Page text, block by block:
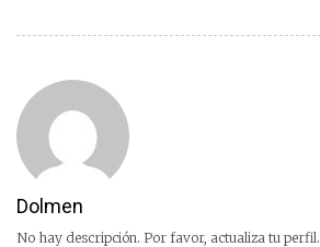
Dolmen
No hay descripción. Por favor, actualiza tu perfil.